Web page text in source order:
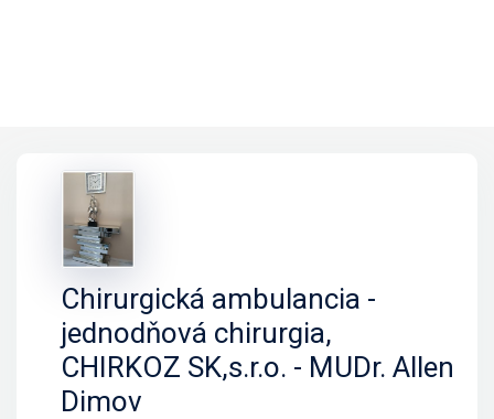
Chirurgická ambulancia -
jednodňová chirurgia,
CHIRKOZ SK,s.r.o. - MUDr. Allen
Dimov